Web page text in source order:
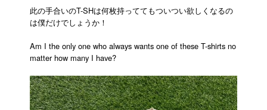
此の手合いのT-SHは何枚持っててもついつい欲しくなるの
は僕だけでしょうか！
Am I the only one who always wants one of these T-shirts no
matter how many I have?